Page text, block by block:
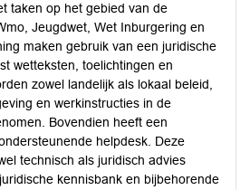
taken op het gebied van de
Jeugdwet, Wet Inburgering en
maken gebruik van een juridische
wetteksten, toelichtingen en
zowel landelijk als lokaal beleid,
en werkinstructies in de
Bovendien heeft een
helpdesk. Deze
technisch als juridisch advies
kennisbank en bijbehorende